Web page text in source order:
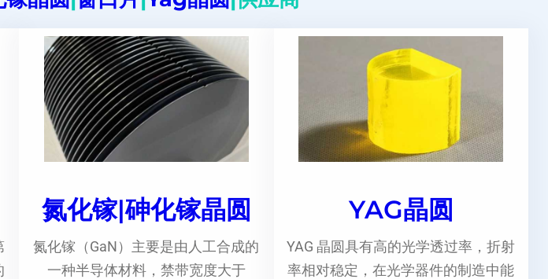
氮化镓|砷化镓晶圆
氮化镓（GaN）主要是由人工合成的
一种半导体材料，禁带宽度大于
YAG晶圆
YAG 晶圆具有高的光学透过率，折射
率相对稳定，在光学器件的制造中能